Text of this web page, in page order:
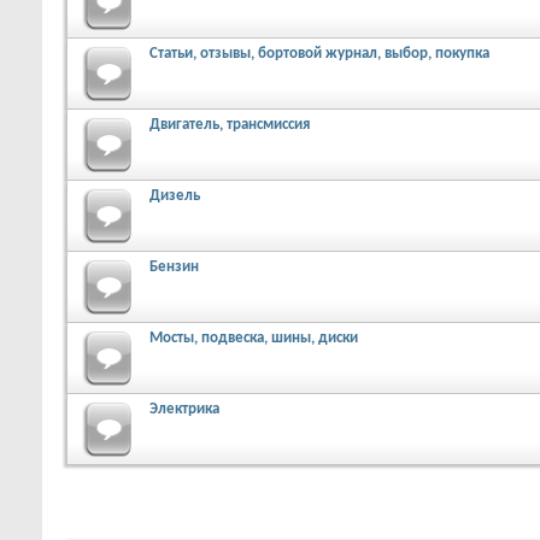
Статьи, отзывы, бортовой журнал, выбор, покупка
Двигатель, трансмиссия
Дизель
Бензин
Мосты, подвеска, шины, диски
Электрика